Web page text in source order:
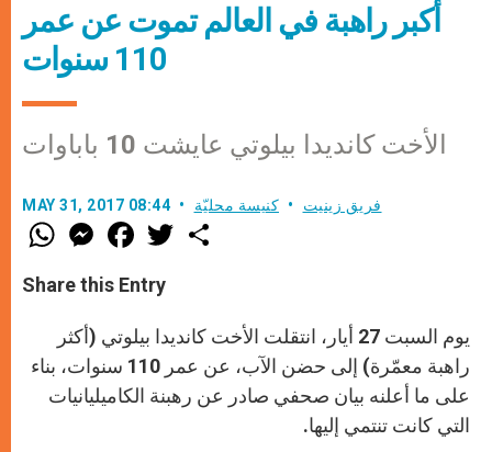
أكبر راهبة في العالم تموت عن عمر
110 سنوات
الأخت كانديدا بيلوتي عايشت 10 باباوات
MAY 31, 2017 08:44 فريق زينيت كنيسة محليّة
W
h
t
s
p
p
M
e
s
e
e
r
F
a
e
b
k
w
r
Share this Entry
يوم السبت 27 أيار، انتقلت الأخت كانديدا بيلوتي (أكثر
راهبة معمّرة) إلى حضن الآب، عن عمر 110 سنوات، بناء
على ما أعلنه بيان صحفي صادر عن رهبنة الكاميليانيات
التي كانت تنتمي إليها.